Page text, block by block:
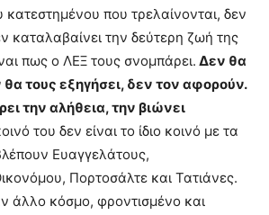
που τρελαίνονται, δεν
καταλαβαίνει την δεύτερη ζωή της
πως ο ΛΕΞ τους σνομπάρει. Δεν θα
θα τους εξηγήσει, δεν τον αφορούν.
την αλήθεια, την βιώνει
του δεν είναι το ίδιο κοινό με τα
Ευαγγελάτους,
Πορτοσάλτε και Τατιάνες.
άλλο κόσμο, φροντισμένο και